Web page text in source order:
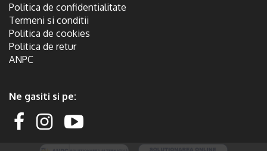
Politica de confidentialitate
Termeni si conditii
Politica de cookies
Politica de retur
ANPC
Ne gasiti si pe: